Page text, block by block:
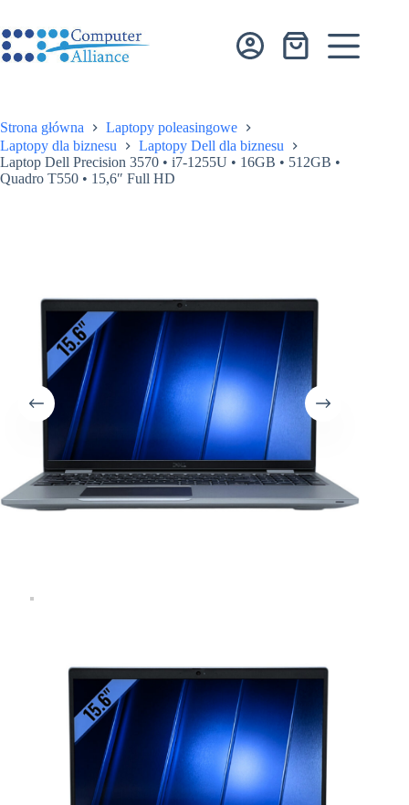
treści
Koszyk
Strona główna
Laptopy poleasingowe
Laptopy dla biznesu
Laptopy Dell dla biznesu
Laptop Dell Precision 3570 • i7-1255U • 16GB • 512GB •
Quadro T550 • 15,6″ Full HD